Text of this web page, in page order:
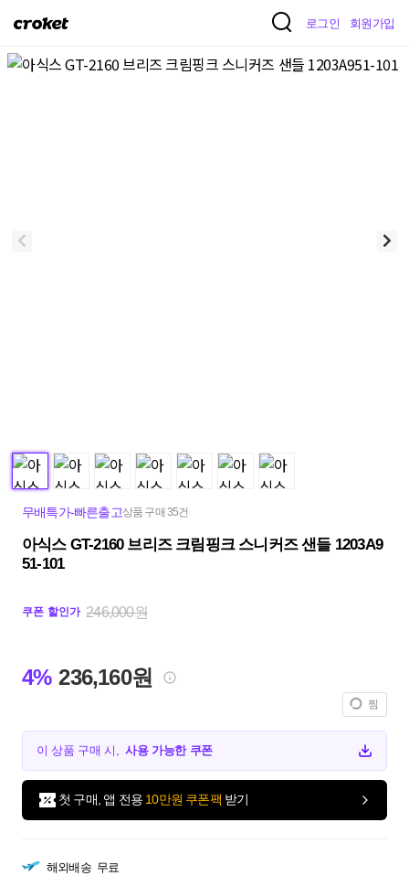
크
켓
로그인 회원가입
무배특가-빠른출고상품 구매 35건
아식스 GT-2160 브리즈 크림핑크 스니커즈 샌들 1203A9
51-101
쿠폰 할인가 246,000원
4% 236,160원
찜
이 상품 구매 시,사용 가능한 쿠폰
첫 구매, 앱 전용 10만원 쿠폰팩 받기
해외배송 무료